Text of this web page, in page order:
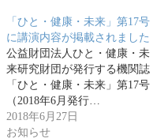
「ひと・健康・未来」第17号
に講演内容が掲載されました
公益財団法人ひと・健康・未
来研究財団が発行する機関誌
「ひと・健康・未来」第17号
（2018年6月発行…
2018年6月27日
お知らせ